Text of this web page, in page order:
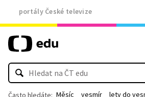
portály České televize
Často hledáte: Měsíc vesmír lety do